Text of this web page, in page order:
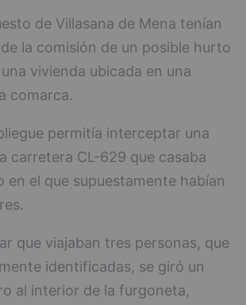
de Villasana de Mena tenían
la comisión de un posible hurto
vivienda ubicada en una
comarca.
permitía interceptar una
carretera CL-629 que casaba
en el que supuestamente habían
que viajaban tres personas, que
identificadas, se giró un
al interior de la furgoneta,